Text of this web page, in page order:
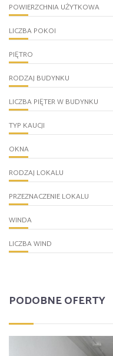
POWIERZCHNIA UŻYTKOWA
LICZBA POKOI
PIĘTRO
RODZAJ BUDYNKU
LICZBA PIĘTER W BUDYNKU
TYP KAUCJI
OKNA
RODZAJ LOKALU
PRZEZNACZENIE LOKALU
WINDA
LICZBA WIND
PODOBNE OFERTY